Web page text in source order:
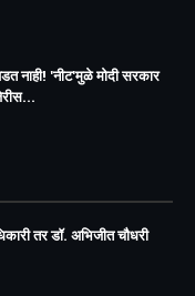
नाही! 'नीट'मुळे मोदी सरकार
तर डॉ. अभिजीत चौधरी